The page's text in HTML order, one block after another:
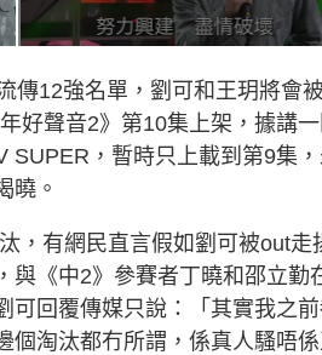
傳12強名單，劉可和王玥將會
好聲音2》第10集上架，據講
SUPER，暫時只上載到第9集
曉。
，有網民直言假如劉可被out走
與《中2》參賽者丁曉和邵立勤
可回覆傳媒只說：「其實我之
個淘汰都冇所謂，係真人騷唔